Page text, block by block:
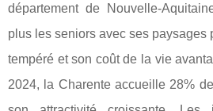
département de Nouvelle-
plus les seniors avec ses paysages
tempéré et son coût de la vie
2024, la Charente accueille 28%